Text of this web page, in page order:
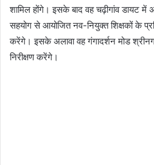
शामिल होंगे। इसके बाद वह चढ़ीगांव डायट
सहयोग से आयोजित नव-नियुक्त शिक्षकों के
करेंगे। इसके अलावा वह गंगादर्शन मोड श्रीनगर
निरीक्षण करेंगे।